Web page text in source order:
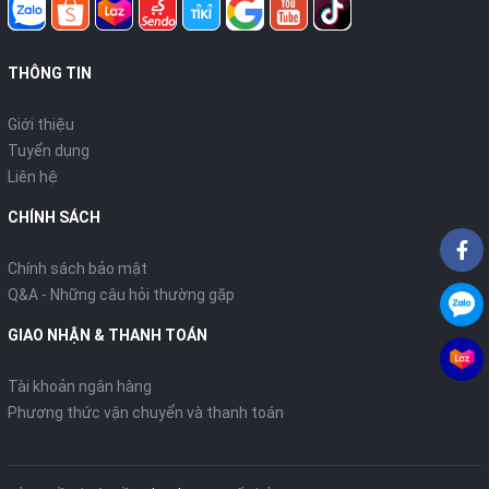
THÔNG TIN
Giới thiệu
Tuyển dụng
Liên hệ
CHÍNH SÁCH
Chính sách bảo mật
Q&A - Những câu hỏi thường gặp
GIAO NHẬN & THANH TOÁN
Tài khoản ngân hàng
Phương thức vận chuyển và thanh toán